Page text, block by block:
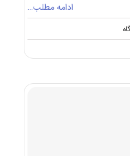
ادامه مطلب…
on
منابع
عمران